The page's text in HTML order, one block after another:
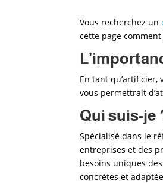
Vous recherchez un
cette page
En tant
vous permettrait
Qui suis-je
Spécialisé dans le
entreprises et des
besoins uniques
concrètes et